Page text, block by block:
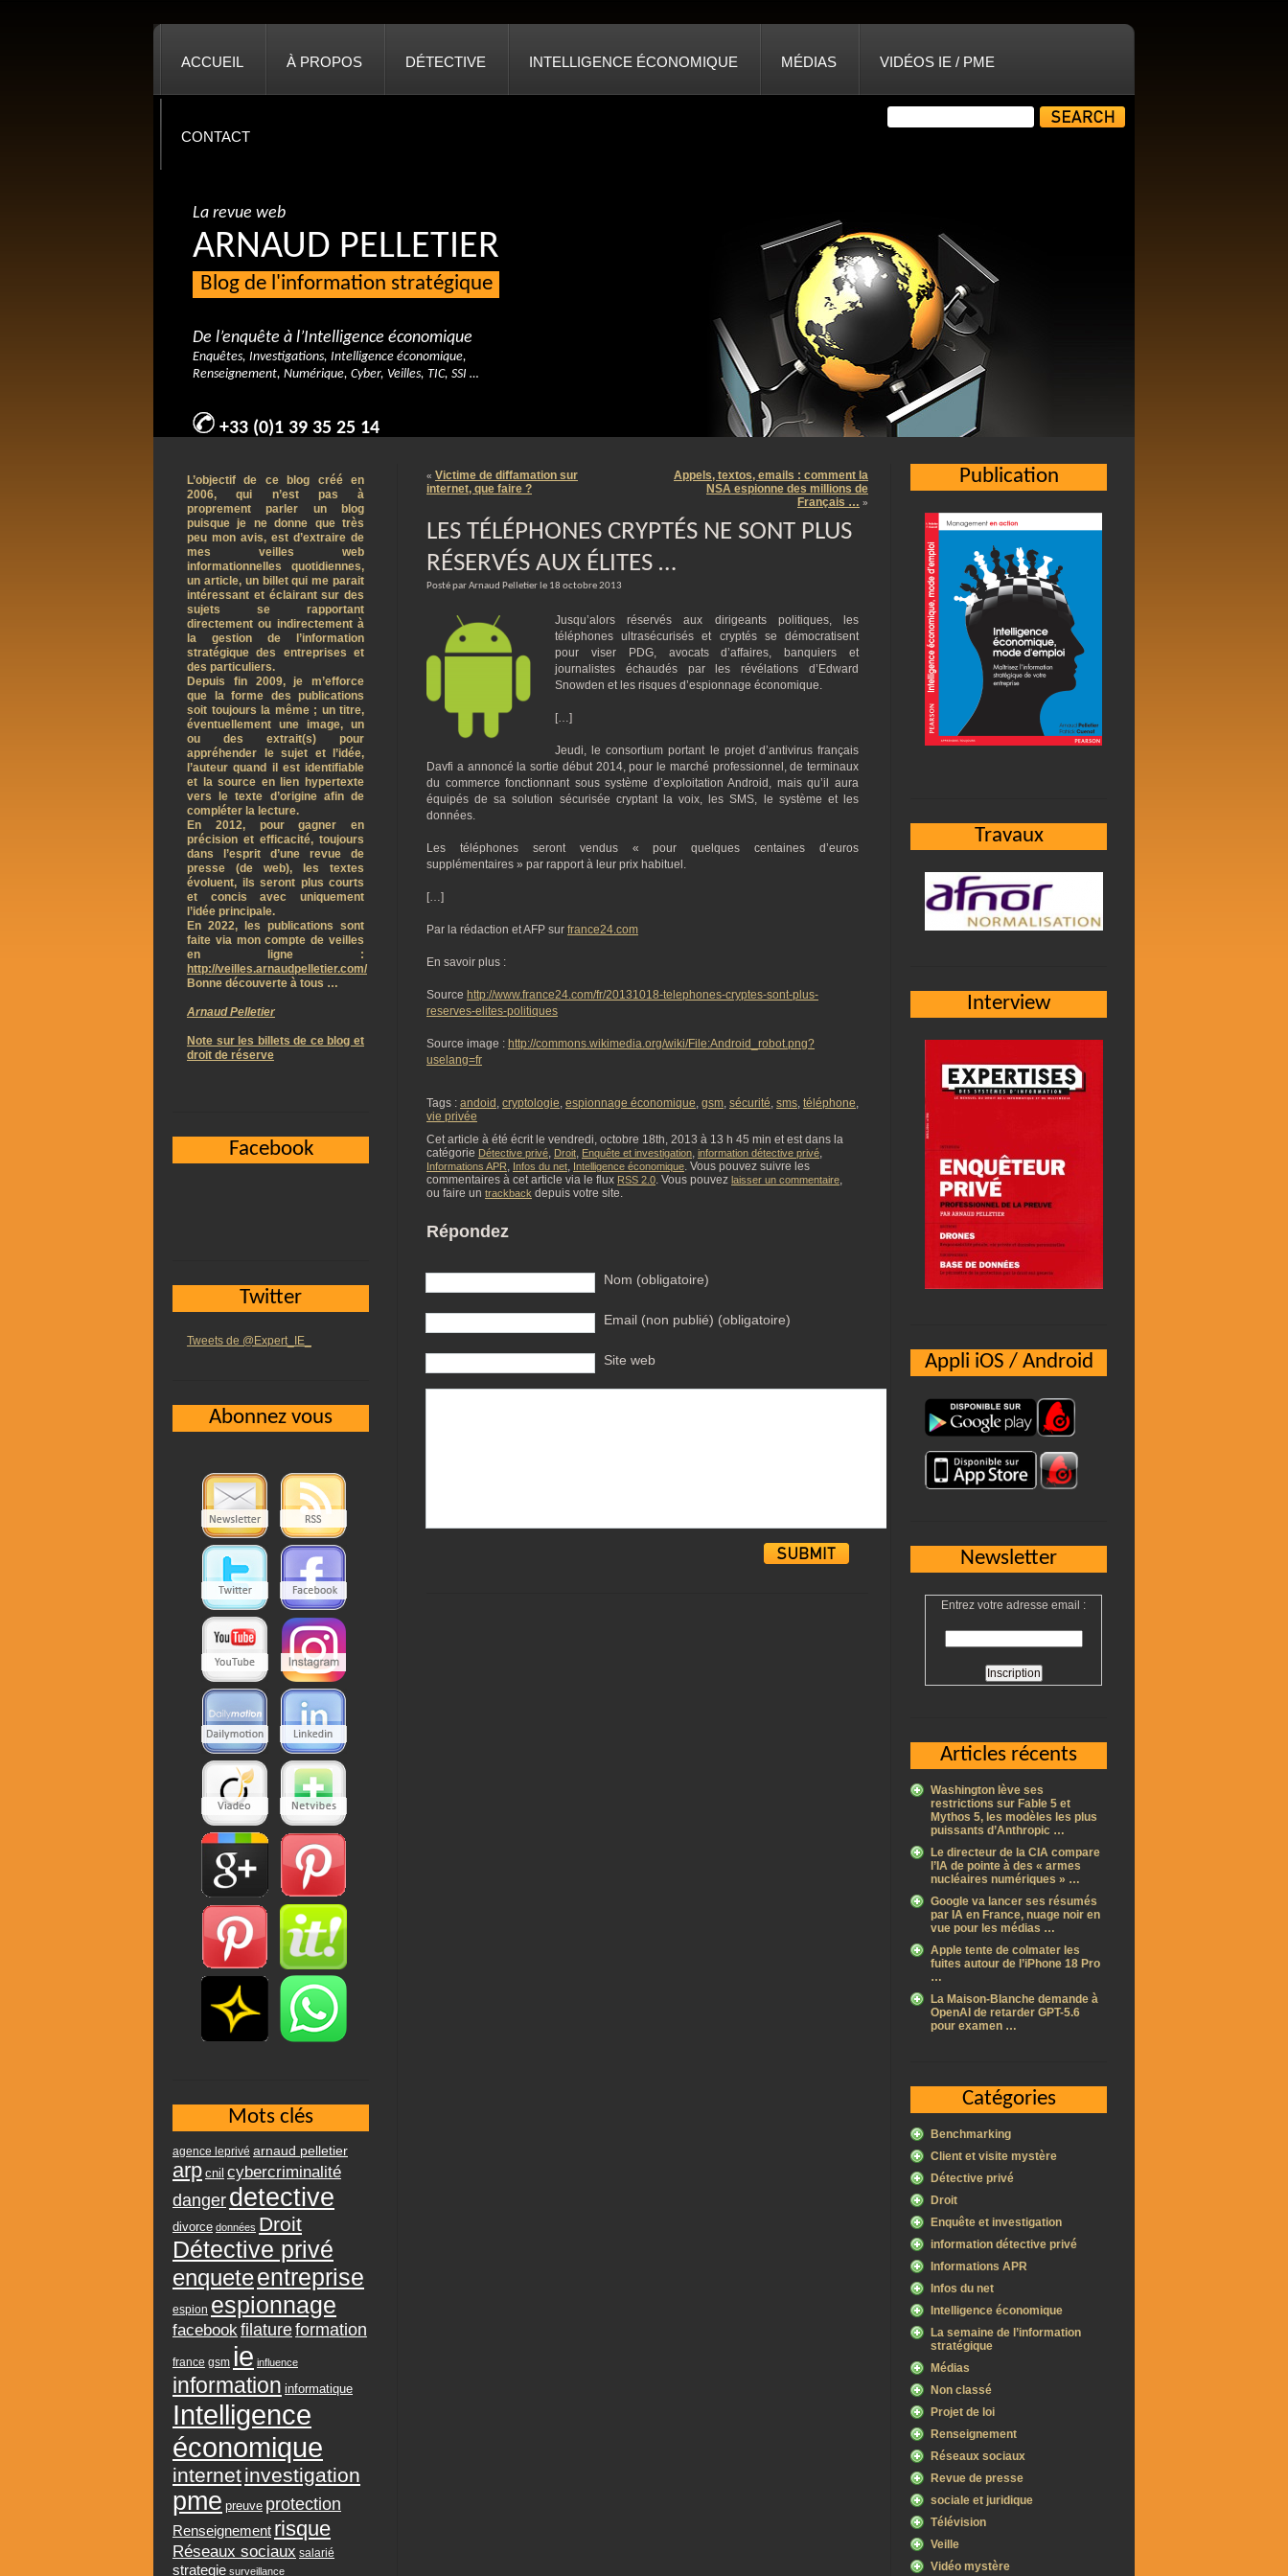
ACCUEIL À PROPOS DÉTECTIVE INTELLIGENCE ÉCONOMIQUE MÉDIAS VIDÉOS IE / PME
CONTACT
La revue web
ARNAUD PELLETIER
Blog de l'information stratégique
De l’enquête à l’Intelligence économique
Enquêtes, Investigations, Intelligence économique,
Renseignement, Numérique, Cyber, Veilles, TIC, SSI …
+33 (0)1 39 35 25 14
« Victime de diffamation sur
internet, que faire ?
Appels, textos, emails : comment la
NSA espionne des millions de
Français … »
LES TÉLÉPHONES CRYPTÉS NE SONT PLUS
RÉSERVÉS AUX ÉLITES …
Posté par Arnaud Pelletier le 18 octobre 2013
Jusqu’alors réservés aux dirigeants politiques, les
téléphones ultrasécurisés et cryptés se démocratisent
pour viser PDG, avocats d’affaires, banquiers et
journalistes échaudés par les révélations d’Edward
Snowden et les risques d’espionnage économique.
[…]
Jeudi, le consortium portant le projet d’antivirus français
Davfi a annoncé la sortie début 2014, pour le marché professionnel, de terminaux
du commerce fonctionnant sous système d’exploitation Android, mais qu’il aura
équipés de sa solution sécurisée cryptant la voix, les SMS, le système et les
données.
Les téléphones seront vendus « pour quelques centaines d’euros
supplémentaires » par rapport à leur prix habituel.
[…]
Par la rédaction et AFP sur france24.com
En savoir plus :
Source http://www.france24.com/fr/20131018-telephones-cryptes-sont-plus-
reserves-elites-politiques
Source image : http://commons.wikimedia.org/wiki/File:Android_robot.png?
uselang=fr
Tags : andoid , cryptologie, espionnage économique, gsm, sécurité, sms, téléphone,
vie privée
Cet article à été écrit le vendredi, octobre 18th, 2013 à 13 h 45 min et est dans la
catégorie Détective privé, Droit, Enquête et investigation, information détective privé,
Informations APR, Infos du net, Intelligence économique. Vous pouvez suivre les
commentaires à cet article via le flux RSS 2.0. Vous pouvez laisser un commentaire,
ou faire un trackback depuis votre site.
Répondez
Nom (obligatoire)
Email (non publié) (obligatoire)
Site web
Publication
Travaux
Interview
Appli iOS / Android
Newsletter
Entrez votre adresse email :
Articles récents
Washington lève ses
restrictions sur Fable 5 et
Mythos 5, les modèles les plus
puissants d’Anthropic …
Le directeur de la CIA compare
l’IA de pointe à des « armes
nucléaires numériques » …
Google va lancer ses résumés
par IA en France, nuage noir en
vue pour les médias …
Apple tente de colmater les
fuites autour de l’iPhone 18 Pro
…
La Maison-Blanche demande à
OpenAI de retarder GPT-5.6
pour examen …
Catégories
Benchmarking
Client et visite mystère
Détective privé
Droit
Enquête et investigation
information détective privé
Informations APR
Infos du net
Intelligence économique
La semaine de l’information
stratégique
Médias
Non classé
Projet de loi
Renseignement
Réseaux sociaux
Revue de presse
sociale et juridique
Télévision
Veille
Vidéo mystère
L’objectif de ce blog créé en
2006, qui n’est pas à
proprement parler un blog
puisque je ne donne que très
peu mon avis, est d’extraire de
mes veilles web
informationnelles quotidiennes,
un article, un billet qui me parait
intéressant et éclairant sur des
sujets se rapportant
directement ou indirectement à
la gestion de l’information
stratégique des entreprises et
des particuliers.
Depuis fin 2009, je m’efforce
que la forme des publications
soit toujours la même ; un titre,
éventuellement une image, un
ou des extrait(s) pour
appréhender le sujet et l’idée,
l’auteur quand il est identifiable
et la source en lien hypertexte
vers le texte d’origine afin de
compléter la lecture.
En 2012, pour gagner en
précision et efficacité, toujours
dans l’esprit d’une revue de
presse (de web), les textes
évoluent, ils seront plus courts
et concis avec uniquement
l’idée principale.
En 2022, les publications sont
faite via mon compte de veilles
en ligne :
http://veilles.arnaudpelletier.com/
Bonne découverte à tous …
Arnaud Pelletier
Note sur les billets de ce blog et
droit de réserve
Facebook
Twitter
Tweets de @Expert_IE_
Abonnez vous
Mots clés
agence leprivé arnaud pelletier
arp cnil cybercriminalité
danger detective
divorce données Droit
Détective privé
enqueteentreprise
espion espionnage
facebookfilatureformation
france gsm ie influence
information informatique
Intelligence
économique
internetinvestigation
pme preuve protection
Renseignement risque
Réseaux sociaux salarié
strategie surveillance